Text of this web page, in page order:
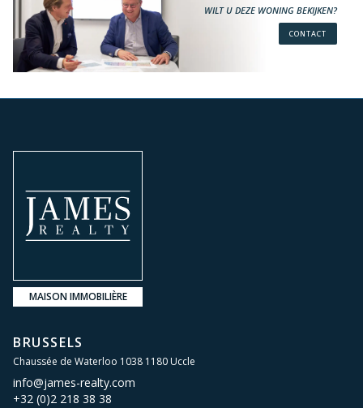
WILT U DEZE WONING BEKIJKEN?
CONTACT
MAISON IMMOBILIÈRE
BRUSSELS
Chaussée de Waterloo 1038 1180 Uccle
info@james-realty.com
+32 (0)2 218 38 38